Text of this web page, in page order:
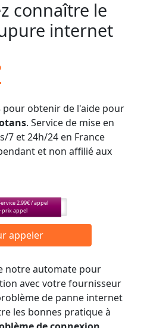
connaître le
internet
pour obtenir de l'aide pour
. Service de mise en
7 et 24h/24 en France
et non affilié aux
2.99€ / appel
prix appel
appeler
notre automate pour
avec votre fournisseur
de panne internet
les bonnes pratique à